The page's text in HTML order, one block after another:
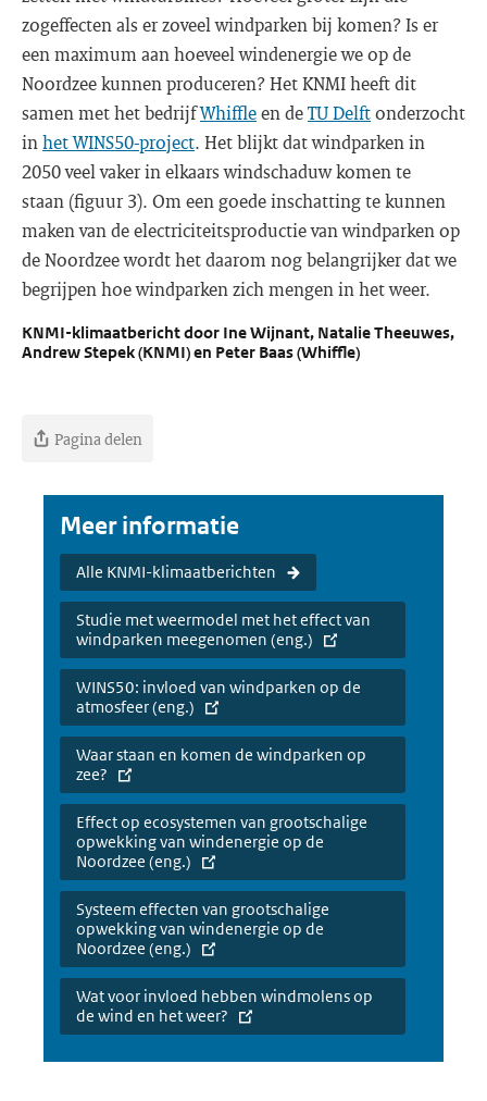
zogeffecten als er zoveel windparken bij komen? Is er
een maximum aan hoeveel windenergie we op de
Noordzee kunnen produceren? Het KNMI heeft dit
samen met het bedrijfWhiffleen deTU Delftonderzocht
in het WINS50-project. Het blijkt dat windparken in
2050 veel vaker in elkaars windschaduw komen te
staan (figuur 3). Om een goede inschatting te kunnen
maken van de electriciteitsproductie van windparken op
de Noordzee wordt het daarom nog belangrijker dat we
begrijpen hoe windparken zich mengen in het weer.
KNMI-klimaatbericht door Ine Wijnant, Natalie Theeuwes,
Andrew Stepek (KNMI) en Peter Baas (Whiffle)
Pagina delen
Meer informatie
Alle KNMI-klimaatberichten
Studie met weermodel met het effect van
windparken meegenomen (eng.)
WINS50: invloed van windparken op de
atmosfeer (eng.)
Waar staan en komen de windparken op
zee?
Effect op ecosystemen van grootschalige
opwekking van windenergie op de
Noordzee (eng.)
Systeem effecten van grootschalige
opwekking van windenergie op de
Noordzee (eng.)
Wat voor invloed hebben windmolens op
de wind en het weer?